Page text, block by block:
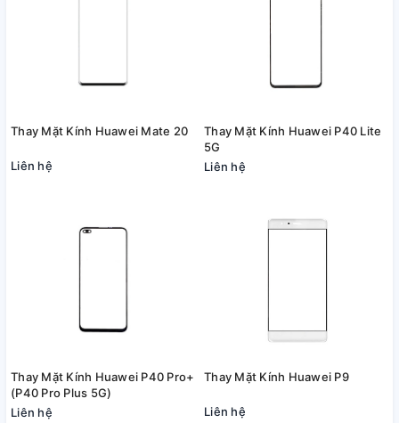
Thay Mặt Kính Huawei Mate 20
Liên hệ
Thay Mặt Kính Huawei P40 Lite
5G
Liên hệ
Thay Mặt Kính Huawei P40 Pro+
(P40 Pro Plus 5G)
Liên hệ
Thay Mặt Kính Huawei P9
Liên hệ